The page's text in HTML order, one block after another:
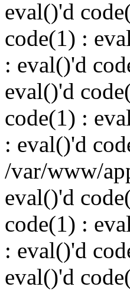
eval()'d
code(1) :
: eval()'d
eval()'d
code(1) :
: eval()'d
/var/www/
eval()'d
code(1) :
: eval()'d
eval()'d